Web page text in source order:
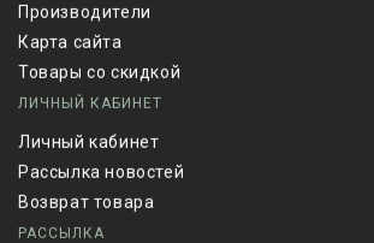
Производители
Карта сайта
Товары со скидкой
ЛИЧНЫЙ КАБИНЕТ
Личный кабинет
Рассылка новостей
Возврат товара
РАССЫЛКА